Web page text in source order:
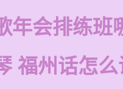
年会排练班
福州话怎